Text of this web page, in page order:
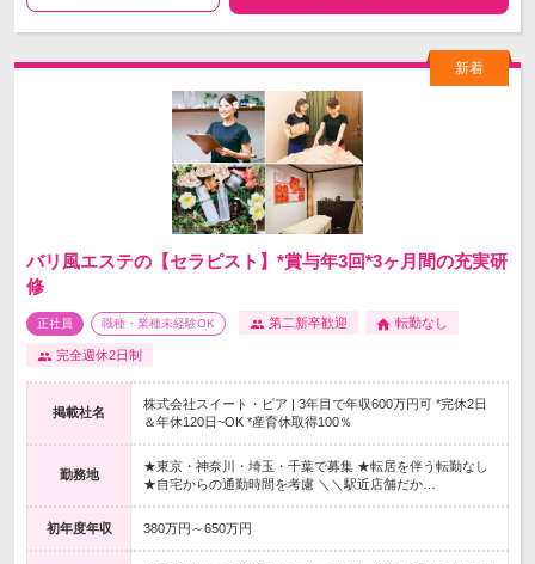
バリ風エステの【セラピスト】*賞与年3回*3ヶ月間の充実研
修
正社員 職種・業種未経験OK 第二新卒歓迎 転勤なし
完全週休2日制
掲載社名
株式会社スイート・ピア | 3年目で年収600万円可 *完休2日
＆年休120日~OK *産育休取得100％
勤務地
★東京・神奈川・埼玉・千葉で募集 ★転居を伴う転勤なし
★自宅からの通勤時間を考慮 ＼＼駅近店舗だか…
初年度年収 380万円～650万円